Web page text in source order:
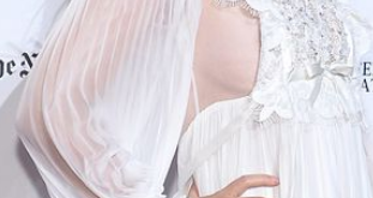
App runterladen
Team
Redaktionelle Richtlinien
Impressum